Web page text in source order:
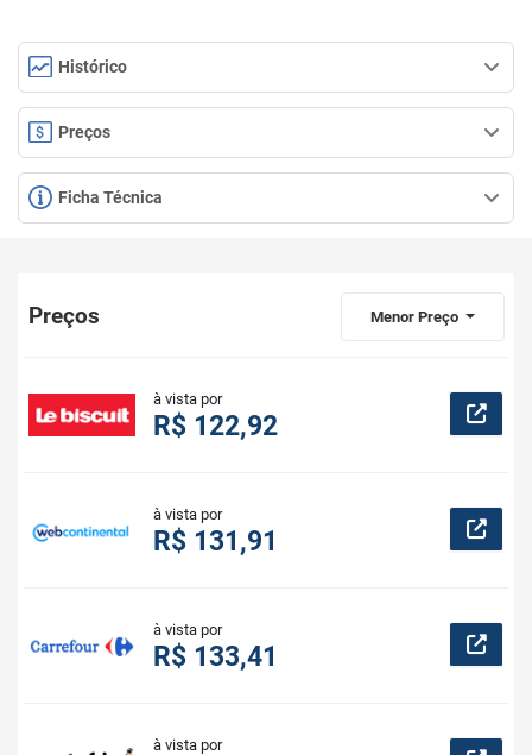
Histórico
Preços
Ficha Técnica
Preços Menor Preço
à vista por
R$ 122,92
à vista por
R$ 131,91
à vista por
R$ 133,41
à vista por